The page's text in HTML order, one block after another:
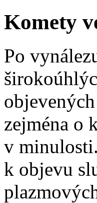
Komety
Po
zejména o
v
k objevu